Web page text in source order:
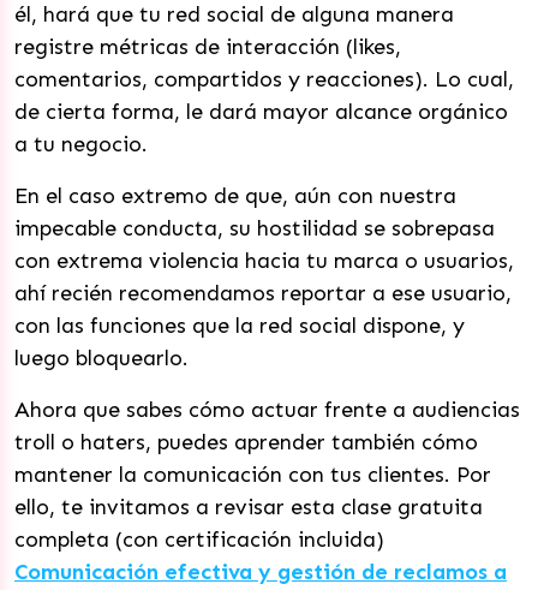
él, hará que tu red social de alguna manera
registre métricas de interacción (likes,
comentarios, compartidos y reacciones). Lo cual,
de cierta forma, le dará mayor alcance orgánico
a tu negocio.
En el caso extremo de que, aún con nuestra
impecable conducta, su hostilidad se sobrepasa
con extrema violencia hacia tu marca o usuarios,
ahí recién recomendamos reportar a ese usuario,
con las funciones que la red social dispone, y
luego bloquearlo.
Ahora que sabes cómo actuar frente a audiencias
troll o haters, puedes aprender también cómo
mantener la comunicación con tus clientes. Por
ello, te invitamos a revisar esta clase gratuita
completa (con certificación incluida)
Comunicación efectiva y gestión de reclamos a